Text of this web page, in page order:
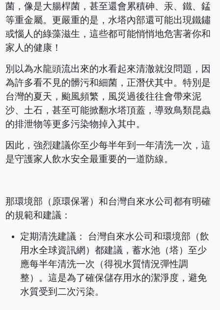
菌，像是大腸桿菌，甚至還會累積砷、汞、鐵、錳
等重金屬。更嚴重的是，水塔內部還可能出現鐵鏽
或惱人的綠藻滋生，這些都可能悄悄地危害著你和
家人的健康！
別以為水龍頭流出來的水看起來清澈就沒問題，因
為許多看不見的髒污和細菌，正潛伏其中。特別是
台灣的夏天，颱風頻繁，風災過後往往會帶來泥
沙、土石，甚至可能掀翻水塔頂蓋，導致鳥類昆蟲
的排泄物等更多污染物掉入其中。
因此，強烈建議你至少每半年到一年清洗一次，這
是守護家人飲水安全最重要的一道防線。
那環境部（原環保署）和台灣自來水公司都有明確
的規範和建議：
定期清洗建議： 台灣自來水公司和環境部（飲
用水全球資訊網）都建議，蓄水池（塔）至少
應每半年清洗一次（得視水質情況彈性調
整）。這是為了確保儲存用水的潔淨度，避免
水質受到二次污染。